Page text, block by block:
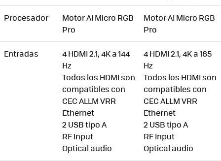
Procesador
Motor AI Micro RGB
Pro
Motor AI Micro RGB
Pro
Entradas
4 HDMI 2.1, 4K a 144
Hz
Todos los HDMI son
compatibles con
CEC ALLM VRR
Ethernet
2 USB tipo A
RF Input
Optical audio
4 HDMI 2.1, 4K a 165
Hz
Todos los HDMI son
compatibles con
CEC ALLM VRR
Ethernet
2 USB tipo A
RF Input
Optical audio